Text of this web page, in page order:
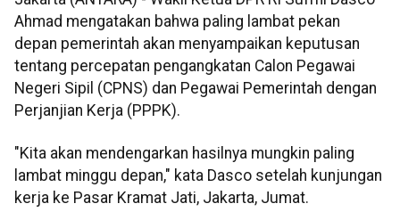
Ahmad mengatakan bahwa paling lambat pekan
depan pemerintah akan menyampaikan keputusan
tentang percepatan pengangkatan Calon Pegawai
Negeri Sipil (CPNS) dan Pegawai Pemerintah dengan
Perjanjian Kerja (PPPK).
"Kita akan mendengarkan hasilnya mungkin paling
lambat minggu depan," kata Dasco setelah kunjungan
kerja ke Pasar Kramat Jati, Jakarta, Jumat.